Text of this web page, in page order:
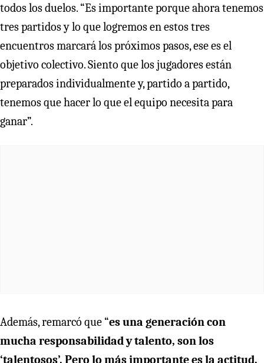
todos los duelos. “Es importante porque ahora tenemos
tres partidos y lo que logremos en estos tres
encuentros marcará los próximos pasos, ese es el
objetivo colectivo. Siento que los jugadores están
preparados individualmente y, partido a partido,
tenemos que hacer lo que el equipo necesita para
ganar”.
Además, remarcó que “es una generación con
mucha responsabilidad y talento, son los
‘talentosos’. Pero lo más importante es la actitud,